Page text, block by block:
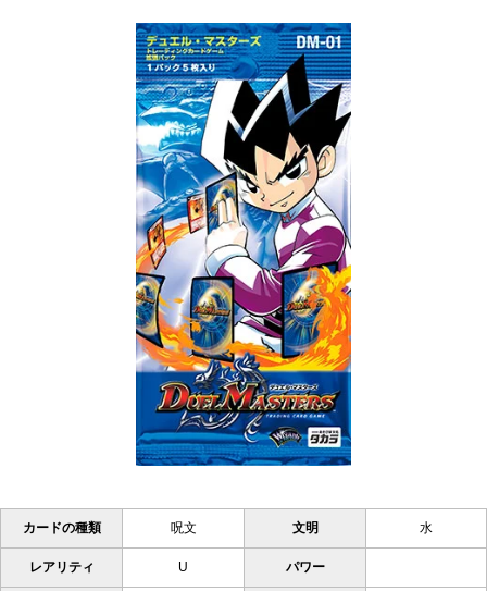
カードの種類 呪文 文明 水
レアリティ U パワー